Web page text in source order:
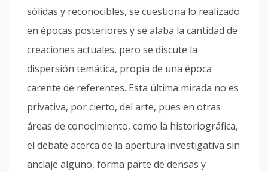
sólidas y reconocibles, se cuestiona lo realizado
en épocas posteriores y se alaba la cantidad de
creaciones actuales, pero se discute la
dispersión temática, propia de una época
carente de referentes. Esta última mirada no es
privativa, por cierto, del arte, pues en otras
áreas de conocimiento, como la historiográfica,
el debate acerca de la apertura investigativa sin
anclaje alguno, forma parte de densas y